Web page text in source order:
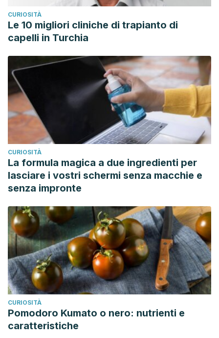
CURIOSITÀ
Le 10 migliori cliniche di trapianto di
capelli in Turchia
CURIOSITÀ
La formula magica a due ingredienti per
lasciare i vostri schermi senza macchie e
senza impronte
CURIOSITÀ
Pomodoro Kumato o nero: nutrienti e
caratteristiche